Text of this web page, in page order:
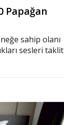
Papağan
sahip olanı
sesleri taklit